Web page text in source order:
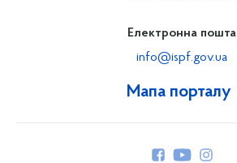
Мапа порталу
Електронна пошта
info@ispf.gov.ua